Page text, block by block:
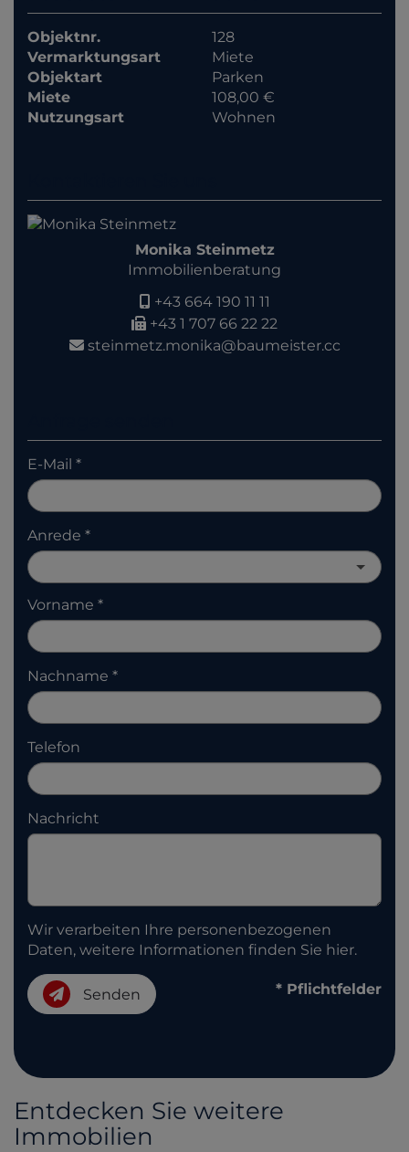
Objektnr.
128
Vermarktungsart
Miete
Objektart
Parken
Miete
108,00 €
Nutzungsart
Wohnen
Monika Steinmetz
Immobilienberatung
+43 664 190 11 11
+43 1 707 66 22 22
steinmetz.monika@baumeister.cc
E-Mail
Anrede
Vorname
Nachname
Telefon
Nachricht
Wir verarbeiten Ihre personenbezogenen
Daten, weitere Informationen finden Sie hier.
Senden * Pflichtfelder
Entdecken Sie weitere
Immobilien